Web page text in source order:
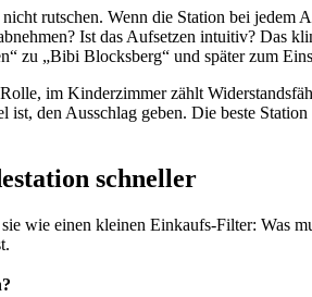
rutschen. Wenn die Station bei jedem
Ist das Aufsetzen intuitiv? Das
zu „Bibi Blocksberg“ und später zum
im Kinderzimmer zählt
den Ausschlag geben. Die beste
schneller
einen kleinen Einkaufs-Filter: Was